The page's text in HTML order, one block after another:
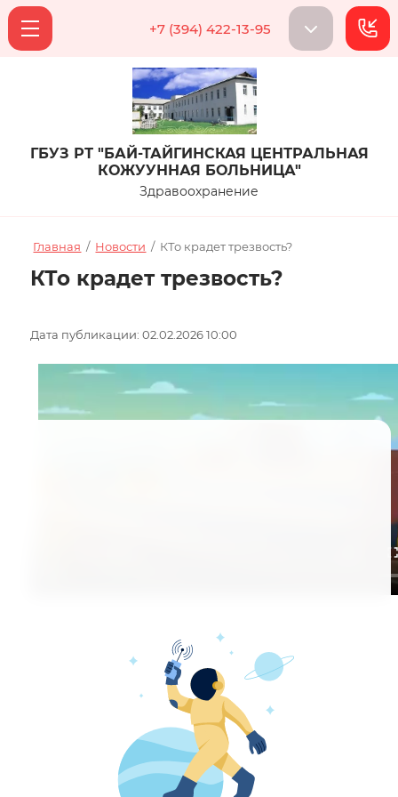
ГБУЗ РТ "БАЙ-ТАЙГИНСКАЯ ЦЕНТРАЛЬНАЯ
КОЖУУННАЯ БОЛЬНИЦА"
Здравоохранение
+7 (394) 422-13-95
Главная / Новости / КТо крадет трезвость?
КТо крадет трезвость?
Дата публикации: 02.02.2026 10:00
теме Трезвости и защиты детей от вредных
привычек (табак, алкоголь, электронные
сигареты, энергетики и прочие). Запугать
гнилыми зубами, раком печени... и отвлечение
досугом уже не работает. Требуется говорить о
Трезвости, её преимуществах. Разоблачать
манипуляции организаторов отнимания